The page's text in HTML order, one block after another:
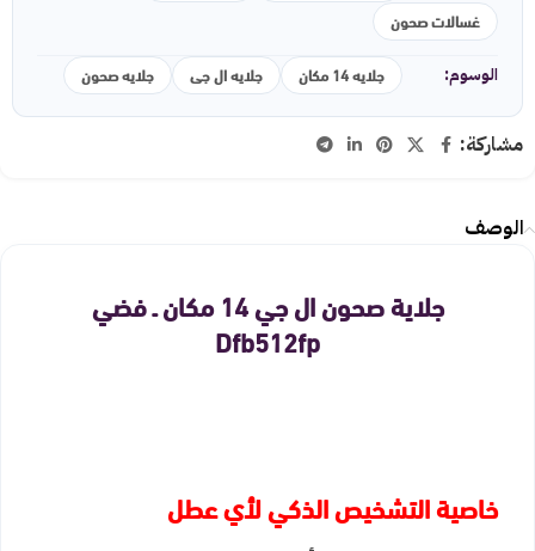
غسالات صحون
الوسوم: جلايه 14 مكان جلايه ال جى جلايه صحون
مشاركة:
الوصف
جلاية صحون ال جي 14 مكان ـ فضي
Dfb512fp
خاصية التشخيص الذكي لأي عطل